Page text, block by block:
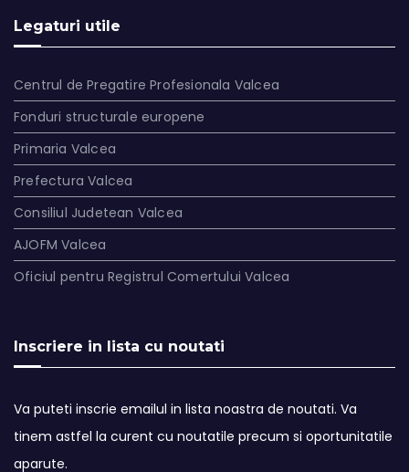
Legaturi utile
Centrul de Pregatire Profesionala Valcea
Fonduri structurale europene
Primaria Valcea
Prefectura Valcea
Consiliul Judetean Valcea
AJOFM Valcea
Oficiul pentru Registrul Comertului Valcea
Inscriere in lista cu noutati
Va puteti inscrie emailul in lista noastra de noutati. Va
tinem astfel la curent cu noutatile precum si oportunitatile
aparute.